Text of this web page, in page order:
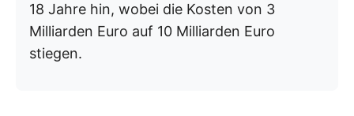
18 Jahre hin, wobei die Kosten von 3
Milliarden Euro auf 10 Milliarden Euro
stiegen.